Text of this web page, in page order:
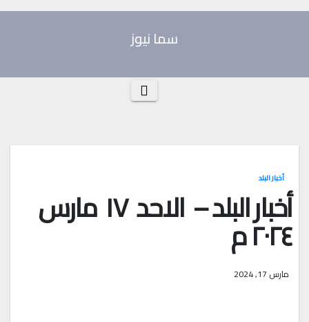
Skip
سما نيوز
أخبار البلد
أخبار البلد – الاحد ١٧ مارس
٢٠٢٤ م
مارس 17, 2024